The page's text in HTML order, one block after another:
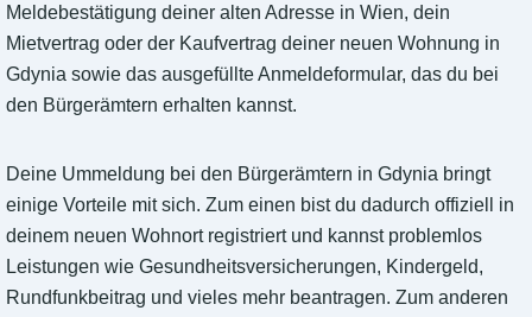
Meldebestätigung deiner alten Adresse in Wien, dein
Mietvertrag oder der Kaufvertrag deiner neuen Wohnung in
Gdynia sowie das ausgefüllte Anmeldeformular, das du bei
den Bürgerämtern erhalten kannst.
Deine Ummeldung bei den Bürgerämtern in Gdynia bringt
einige Vorteile mit sich. Zum einen bist du dadurch offiziell in
deinem neuen Wohnort registriert und kannst problemlos
Leistungen wie Gesundheitsversicherungen, Kindergeld,
Rundfunkbeitrag und vieles mehr beantragen. Zum anderen